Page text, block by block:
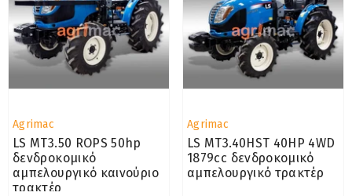
Προμηθευτής:
Agrimac
LS MT3.50 ROPS 50hp
δενδροκομικό
αμπελουργικό καινούριο
τρακτέρ
Προμηθευτής:
Agrimac
LS MT3.40HST 40HP 4WD
1879cc δενδροκομικό
αμπελουργικό τρακτέρ